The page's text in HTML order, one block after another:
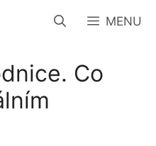
MENU
Co